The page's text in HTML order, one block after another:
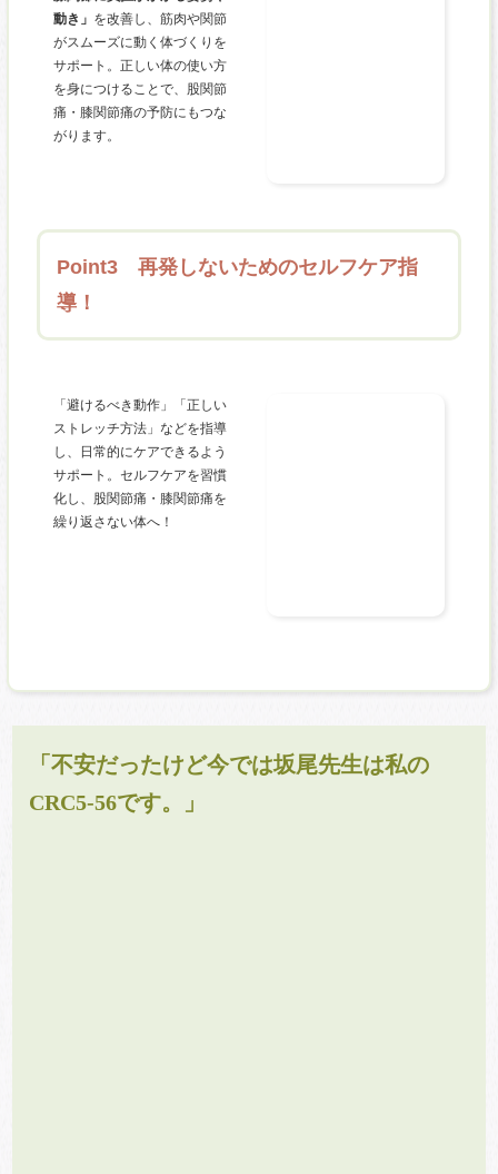
動き」 を改善し、筋肉や関節
がスムーズに動く体づくりを
サポート。正しい体の使い方
を身につけることで、股関節
痛・膝関節痛の予防にもつな
がります。
Point3 再発しないためのセルフケア指
導！
「避けるべき動作」「正しい
ストレッチ方法」などを指導
し、日常的にケアできるよう
サポート。セルフケアを習慣
化し、股関節痛・膝関節痛を
繰り返さない体へ！
「不安だったけど今では坂尾先生は私の
CRC5-56です。」